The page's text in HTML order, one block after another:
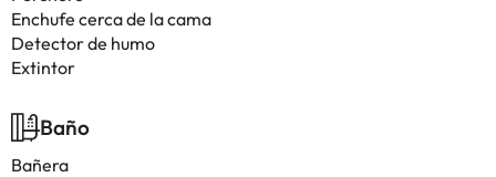
Enchufe cerca de la cama
Detector de humo
Extintor
Baño
Bañera